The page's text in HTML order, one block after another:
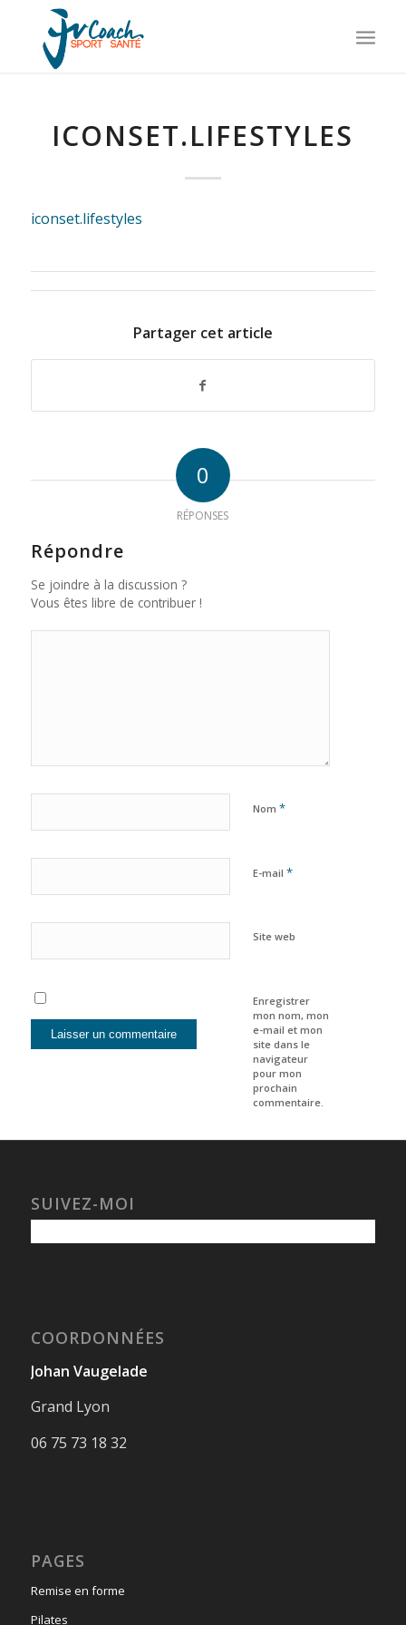
ICONSET.LIFESTYLES
iconset.lifestyles
Partager cet article
0
RÉPONSES
Répondre
Se joindre à la discussion ?
Vous êtes libre de contribuer !
Nom *
E-mail *
Site web
Enregistrer
mon nom, mon
e-mail et mon
site dans le
navigateur
pour mon
prochain
commentaire.
SUIVEZ-MOI
COORDONNÉES
Johan Vaugelade
Grand Lyon
06 75 73 18 32
PAGES
Remise en forme
Pilates